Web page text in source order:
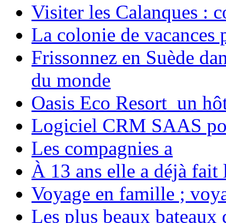
Visiter les Calanques :
La colonie de vacances
Frissonnez en Suède
du monde
Oasis Eco Resort un
Logiciel CRM SAAS
Les compagnies a
À 13 ans elle a déjà
Voyage en famille ;
Les plus beaux bateaux